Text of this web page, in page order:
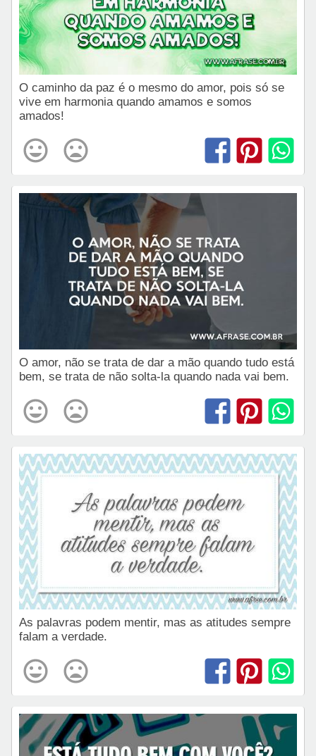
O caminho da paz é o mesmo do amor, pois só se
vive em harmonia quando amamos e somos
amados!
O amor, não se trata de dar a mão quando tudo está
bem, se trata de não solta-la quando nada vai bem.
As palavras podem mentir, mas as atitudes sempre
falam a verdade.